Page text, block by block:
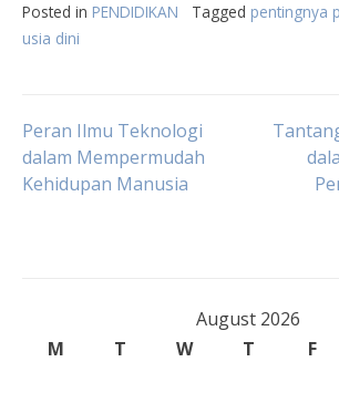
Posted in PENDIDIKAN Tagged pentingnya
usia dini
Post
navigation
Peran Ilmu Teknologi
dalam Mempermudah
Kehidupan Manusia
August 2026
M
T W T F